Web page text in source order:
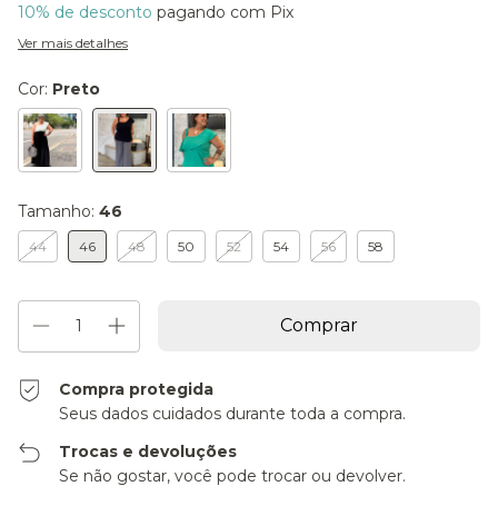
10% de desconto pagando com Pix
Ver mais detalhes
Cor: Preto
Tamanho: 46
44 46 48 50 52 54 56 58
Compra protegida
Seus dados cuidados durante toda a compra.
Trocas e devoluções
Se não gostar, você pode trocar ou devolver.